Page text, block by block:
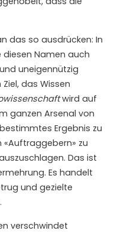
das so ausdrücken: In
diesen Namen auch
uneigennützig
das Wissen
wird auf
ganzen Arsenal von
Ergebnis zu
«Auftraggebern» zu
Das ist
Es handelt
und gezielte
verschwindet